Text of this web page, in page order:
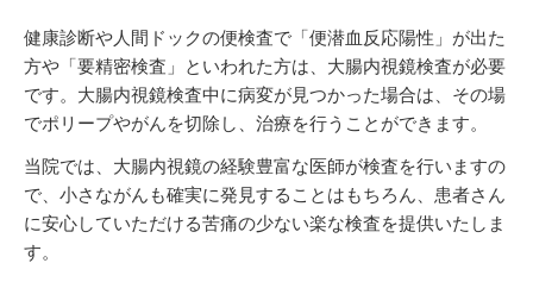
健康診断や人間ドックの便検査で「便潜血反応陽性」が出た
方や「要精密検査」といわれた方は、大腸内視鏡検査が必要
です。大腸内視鏡検査中に病変が見つかった場合は、その場
でポリープやがんを切除し、治療を行うことができます。
当院では、大腸内視鏡の経験豊富な医師が検査を行いますの
で、小さながんも確実に発見することはもちろん、患者さん
に安心していただける苦痛の少ない楽な検査を提供いたしま
す。